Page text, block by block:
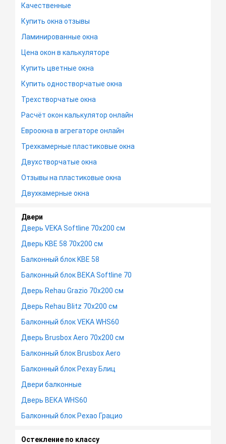
Качественные
Купить окна отзывы
Ламинированные окна
Цена окон в калькуляторе
Купить цветные окна
Купить одностворчатые окна
Трехстворчатые окна
Расчёт окон калькулятор онлайн
Евроокна в агрегаторе онлайн
Трехкамерные пластиковые окна
Двухстворчатые окна
Отзывы на пластиковые окна
Двухкамерные окна
Двери
Дверь VEKA Softline 70х200 см
Дверь KBE 58 70х200 см
Балконный блок KBE 58
Балконный блок ВЕКА Softline 70
Дверь Rehau Grazio 70х200 см
Дверь Rehau Blitz 70х200 см
Балконный блок VEKA WHS60
Дверь Brusbox Aero 70х200 см
Балконный блок Brusbox Aero
Балконный блок Рехау Блиц
Двери балконные
Дверь ВЕКА WHS60
Балконный блок Рехао Грацио
Остекление по классу